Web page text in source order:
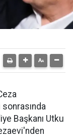
Başkanı Utku